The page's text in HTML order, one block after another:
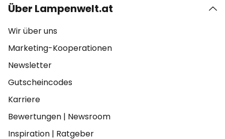
Über Lampenwelt.at
Wir über uns
Marketing-Kooperationen
Newsletter
Gutscheincodes
Karriere
Bewertungen | Newsroom
Inspiration | Ratgeber